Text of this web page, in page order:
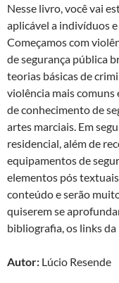
Nesse livro, você vai
aplicável a indivíduos
Começamos com
de segurança pública
teorias básicas de
violência mais comuns
de conhecimento de
artes marciais. Em
residencial, além de
equipamentos de
elementos pós
conteúdo e serão
quiserem se
bibliografia, os links
Autor: Lúcio Resende